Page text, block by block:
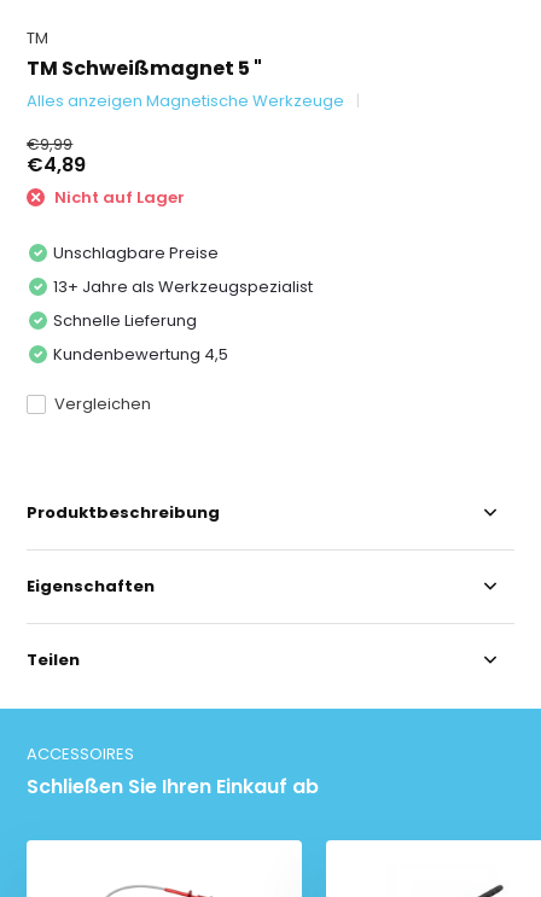
TM
TM Schweißmagnet 5 "
Alles anzeigen Magnetische Werkzeuge
€9,99
€4,89
Nicht auf Lager
Unschlagbare Preise
13+ Jahre als Werkzeugspezialist
Schnelle Lieferung
Kundenbewertung 4,5
Vergleichen
Produktbeschreibung
Eigenschaften
Teilen
ACCESSOIRES
Schließen Sie Ihren Einkauf ab